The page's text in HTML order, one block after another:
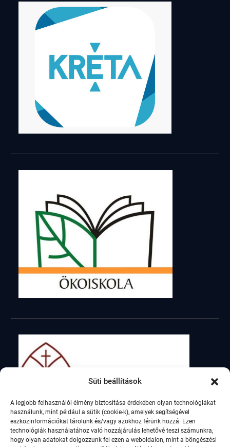
Süti beállítások
A legjobb felhasználói élmény biztosítása érdekében olyan technológiákat
használunk, mint például a sütik (cookie-k), amelyek segítségével
eszközinformációkat tárolunk és/vagy azokhoz férünk hozzá. Ezen
technológiák használatához való hozzájárulás lehetővé teszi számunkra,
hogy olyan adatokat dolgozzunk fel ezen a weboldalon, mint a böngészési